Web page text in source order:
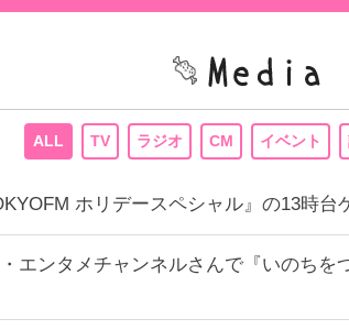
ALL TV ラジオ CM イベント
ホリデースペシャル』の13時台
エンタメチャンネルさんで『いのち